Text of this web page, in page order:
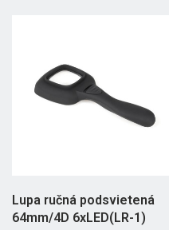
Lupa ručná podsvietená
64mm/4D 6xLED(LR-1)